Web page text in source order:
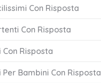
Con Risposta
Con Risposta
Risposta
Bambini Con Risposta